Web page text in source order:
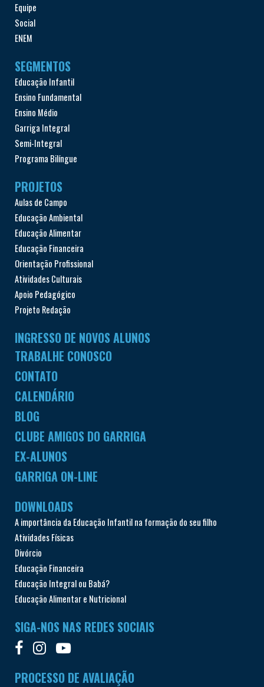
Equipe
Social
ENEM
SEGMENTOS
Educação Infantil
Ensino Fundamental
Ensino Médio
Garriga Integral
Semi-Integral
Programa Bilíngue
PROJETOS
Aulas de Campo
Educação Ambiental
Educação Alimentar
Educação Financeira
Orientação Profissional
Atividades Culturais
Apoio Pedagógico
Projeto Redação
INGRESSO DE NOVOS ALUNOS
TRABALHE CONOSCO
CONTATO
CALENDÁRIO
BLOG
CLUBE AMIGOS DO GARRIGA
EX-ALUNOS
GARRIGA ON-LINE
DOWNLOADS
A importância da Educação Infantil na formação do seu filho
Atividades Físicas
Divórcio
Educação Financeira
Educação Integral ou Babá?
Educação Alimentar e Nutricional
SIGA-NOS NAS REDES SOCIAIS
PROCESSO DE AVALIAÇÃO